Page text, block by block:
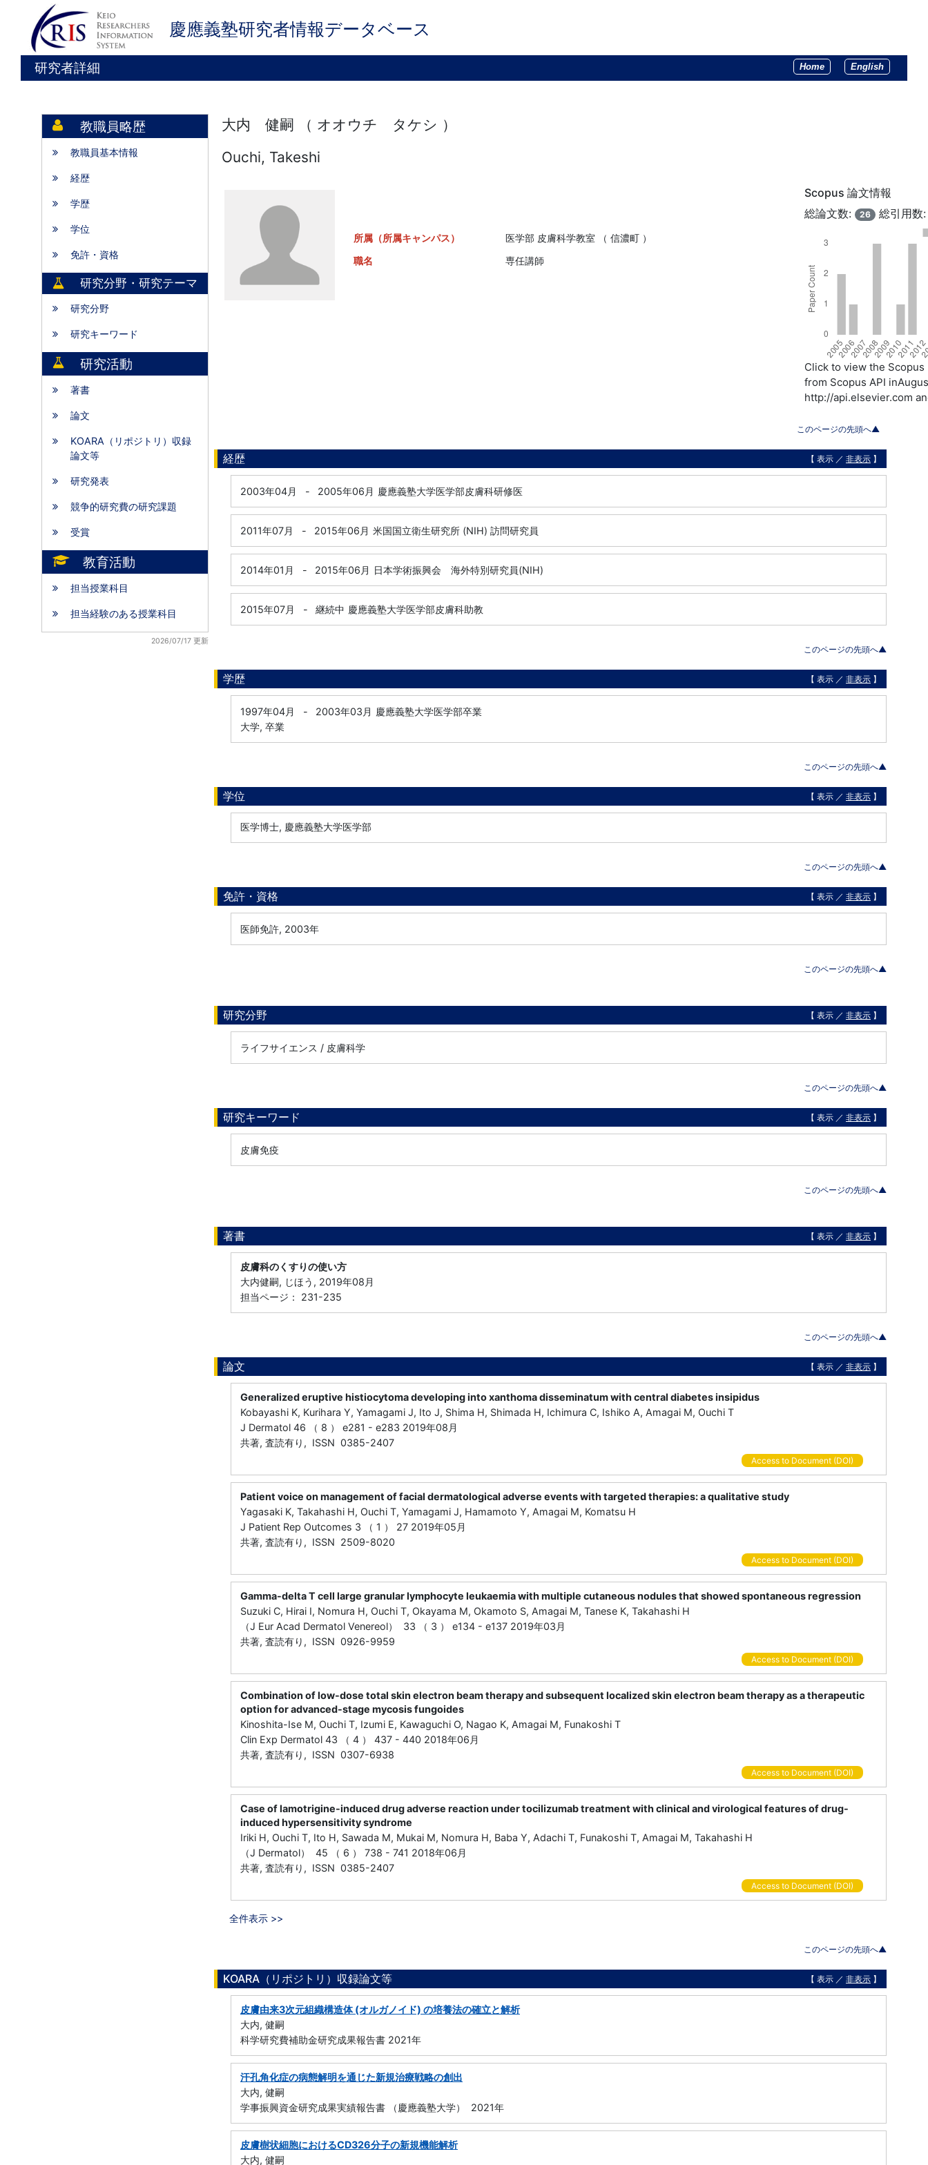
慶應義塾研究者情報データベース
研究者詳細 Home English
教職員略歴
教職員基本情報
経歴
学歴
学位
免許・資格
研究分野・研究テーマ
研究分野
研究キーワード
研究活動
著書
論文
KOARA（リポジトリ）収録
論文等
研究発表
競争的研究費の研究課題
受賞
教育活動
担当授業科目
担当経験のある授業科目
2026/07/17 更新
大内 健嗣 （ オオウチ タケシ ）
Ouchi, Takeshi
所属（所属キャンパス）
医学部 皮膚科学教室 （ 信濃町 ）
職名
専任講師
Scopus 論文情報
総論文数:
26 総引用
Click to view the
from Scopus API
http://api.elsevier.com
このページの先頭へ▲
経歴 【 表示 ／ 非表示 】
2003年04月 - 2005年06月 慶應義塾大学医学部皮膚科研修医
2011年07月 - 2015年06月 米国国立衛生研究所 (NIH) 訪問研究員
2014年01月 - 2015年06月 日本学術振興会 海外特別研究員(NIH)
2015年07月 - 継続中 慶應義塾大学医学部皮膚科助教
このページの先頭へ▲
学歴 【 表示 ／ 非表示 】
1997年04月 - 2003年03月 慶應義塾大学医学部卒業
大学, 卒業
このページの先頭へ▲
学位 【 表示 ／ 非表示 】
医学博士, 慶應義塾大学医学部
このページの先頭へ▲
免許・資格 【 表示 ／ 非表示 】
医師免許, 2003年
このページの先頭へ▲
研究分野 【 表示 ／ 非表示 】
ライフサイエンス / 皮膚科学
このページの先頭へ▲
研究キーワード 【 表示 ／ 非表示 】
皮膚免疫
このページの先頭へ▲
著書 【 表示 ／ 非表示 】
皮膚科のくすりの使い方
大内健嗣, じほう, 2019年08月
担当ページ： 231-235
このページの先頭へ▲
論文 【 表示 ／ 非表示 】
Generalized eruptive histiocytoma developing into xanthoma disseminatum with central diabetes insipidus
Kobayashi K, Kurihara Y, Yamagami J, Ito J, Shima H, Shimada H, Ichimura C, Ishiko A, Amagai M, Ouchi T
J Dermatol 46 （ 8 ） e281 - e283 2019年08月
共著, 査読有り, ISSN 0385-2407
Access to Document (DOI)
Patient voice on management of facial dermatological adverse events with targeted therapies: a qualitative study
Yagasaki K, Takahashi H, Ouchi T, Yamagami J, Hamamoto Y, Amagai M, Komatsu H
J Patient Rep Outcomes 3 （ 1 ） 27 2019年05月
共著, 査読有り, ISSN 2509-8020
Access to Document (DOI)
Gamma-delta T cell large granular lymphocyte leukaemia with multiple cutaneous nodules that showed spontaneous regression
Suzuki C, Hirai I, Nomura H, Ouchi T, Okayama M, Okamoto S, Amagai M, Tanese K, Takahashi H
（J Eur Acad Dermatol Venereol） 33 （ 3 ） e134 - e137 2019年03月
共著, 査読有り, ISSN 0926-9959
Access to Document (DOI)
Combination of low-dose total skin electron beam therapy and subsequent localized skin electron beam therapy as a therapeutic
option for advanced-stage mycosis fungoides
Kinoshita-Ise M, Ouchi T, Izumi E, Kawaguchi O, Nagao K, Amagai M, Funakoshi T
Clin Exp Dermatol 43 （ 4 ） 437 - 440 2018年06月
共著, 査読有り, ISSN 0307-6938
Access to Document (DOI)
Case of lamotrigine-induced drug adverse reaction under tocilizumab treatment with clinical and virological features of drug-
induced hypersensitivity syndrome
Iriki H, Ouchi T, Ito H, Sawada M, Mukai M, Nomura H, Baba Y, Adachi T, Funakoshi T, Amagai M, Takahashi H
（J Dermatol） 45 （ 6 ） 738 - 741 2018年06月
共著, 査読有り, ISSN 0385-2407
Access to Document (DOI)
全件表示 >>
このページの先頭へ▲
KOARA（リポジトリ）収録論文等 【 表示 ／ 非表示 】
皮膚由来3次元組織構造体 (オルガノイド) の培養法の確立と解析
大内, 健嗣
科学研究費補助金研究成果報告書 2021年
汗孔角化症の病態解明を通じた新規治療戦略の創出
大内, 健嗣
学事振興資金研究成果実績報告書 （慶應義塾大学） 2021年
皮膚樹状細胞におけるCD326分子の新規機能解析
大内, 健嗣